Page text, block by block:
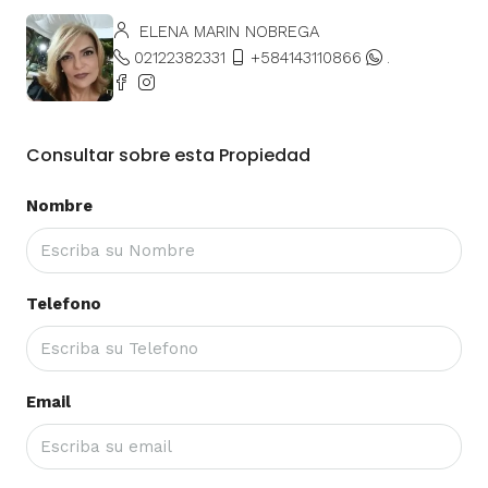
ELENA MARIN NOBREGA
02122382331
+584143110866 .
Consultar sobre esta Propiedad
Nombre
Telefono
Email